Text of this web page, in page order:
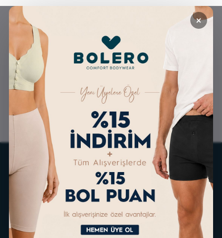
ÜCRETSİZ KARGO GÜVENLİ ALIŞVERİŞ
KOLAY İADE & DEĞİŞİM
ALTERNATİF ÖDEME
İMKANLARI
×